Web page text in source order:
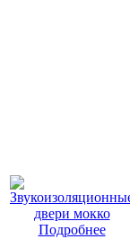
Подробнее